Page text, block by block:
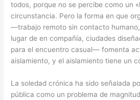
todos, porque no se percibe como un
circunstancia. Pero la forma en que
—trabajo remoto sin contacto
lugar de en compañía, ciudades
para el encuentro casual— fomenta
aislamiento, y el aislamiento tiene un
La soledad crónica ha sido señalada
pública como un problema de